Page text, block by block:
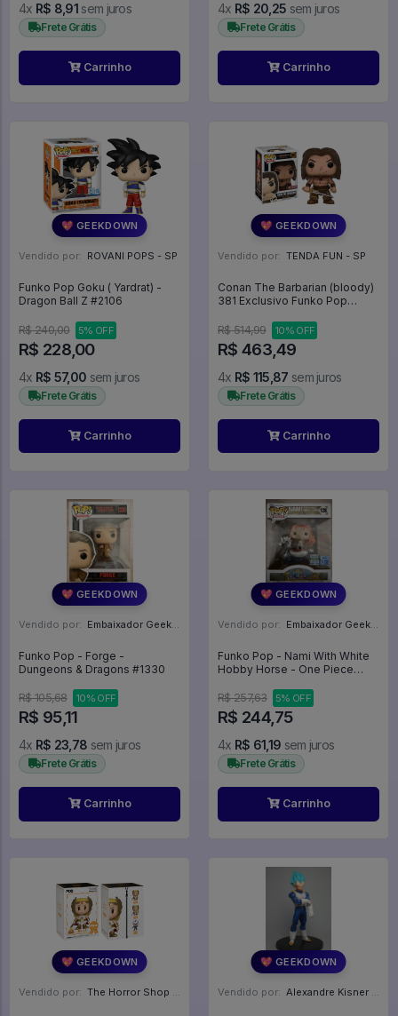
4x R$ 8,91 sem juros
Frete Grátis
Carrinho
4x R$ 20,25 sem juros
Frete Grátis
Carrinho
💖 GEEKDOWN
Vendido por: ROVANI POPS - SP
Funko Pop Goku ( Yardrat) -
Dragon Ball Z #2106
R$ 240,00 5% OFF
R$ 228,00
4x R$ 57,00 sem juros
Frete Grátis
Carrinho
💖 GEEKDOWN
Vendido por: TENDA FUN - SP
Conan The Barbarian (bloody)
381 Exclusivo Funko Pop
#381 - Funko Pop - #381 -
FUNKO POP #381
R$ 514,99 10% OFF
R$ 463,49
4x R$ 115,87 sem juros
Frete Grátis
Carrinho
💖 GEEKDOWN
Vendido por: Embaixador Geek - SP
Funko Pop - Forge -
Dungeons & Dragons #1330
R$ 105,68 10% OFF
R$ 95,11
4x R$ 23,78 sem juros
Frete Grátis
Carrinho
💖 GEEKDOWN
Vendido por: Embaixador Geek - SP
Funko Pop - Nami With White
Hobby Horse - One Piece
R$ 257,63
5% OFF
R$ 244,75
4x R$ 61,19 sem juros
Frete Grátis
Carrinho
💖 GEEKDOWN
Vendido por: The Horror Shop - Colecionáveis - MG
💖 GEEKDOWN
Vendido por: Alexandre Kisner - PR